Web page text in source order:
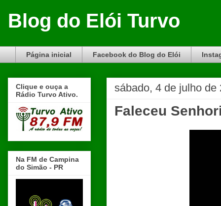
Blog do Elói Turvo
Página inicial Facebook do Blog do Elói
sábado, 4 de julho de
Faleceu
Clique e ouça a
Rádio Turvo Ativo.
Na FM de Campina
do Simão - PR